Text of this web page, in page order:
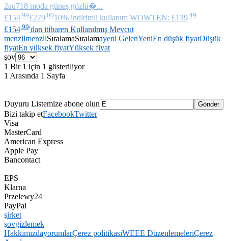
2au718 moda güneş gözlü�...
£154 .99£279 .0010% indirimli kullanım WOWTEN: £139 .49
£154 .99'dan itibaren Kullanılmış Mevcut
menzilmenzilSıralamaSıralamayeni GelenYeniEn düşük fiyatDüşük
fiyatEn yüksek fiyatYüksek fiyat
şov
1 Bir 1 için 1 gösteriliyor
1 Arasında 1 Sayfa
Duyuru Listemize abone olun
Bizi takip etFacebookTwitter
Visa
MasterCard
American Express
Apple Pay
Bancontact
EPS
Klarna
Przelewy24
PayPal
şirket
şovgizlemek
HakkımızdayorumlarÇerez politikasıWEEE DüzenlemeleriÇerez